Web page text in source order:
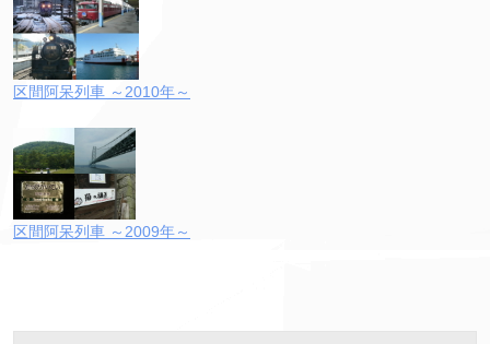
区間阿呆列車 ～2010年～
区間阿呆列車 ～2009年～